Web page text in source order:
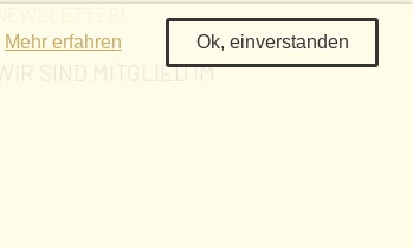
Mehr erfahren Ok, einverstanden
WIR SIND MITGLIED IM